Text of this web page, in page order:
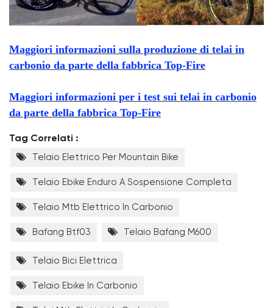
Maggiori informazioni sulla produzione di telai in
carbonio da parte della fabbrica Top-Fire
Maggiori informazioni per i test sui telai in carbonio
da parte della fabbrica Top-Fire
Tag Correlati :
Telaio Elettrico Per Mountain Bike
Telaio Ebike Enduro A Sospensione Completa
Telaio Mtb Elettrico In Carbonio
Bafang Btf03 Telaio Bafang M600
Telaio Bici Elettrica
Telaio Ebike In Carbonio